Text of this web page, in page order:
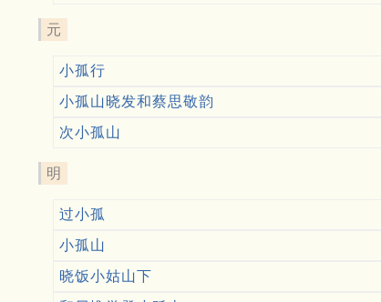
元
小孤行
小孤山晓发和蔡思敬韵
次小孤山
明
过小孤
小孤山
晓饭小姑山下